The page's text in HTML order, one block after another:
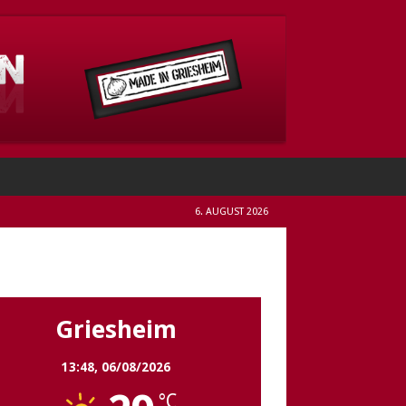
6. AUGUST 2026
Griesheim
13:48, 06/08/2026
°C